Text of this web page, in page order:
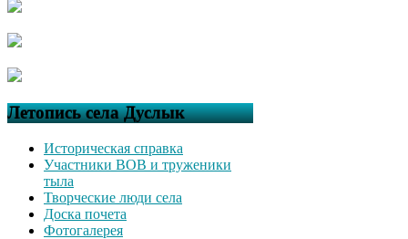
Летопись села Дуслык
Историческая справка
Участники ВОВ и труженики
тыла
Творческие люди села
Доска почета
Фотогалерея